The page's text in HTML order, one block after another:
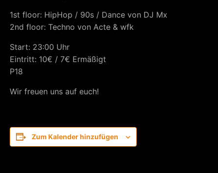
1st floor: HipHop / 90s / Dance von DJ Mx
2nd floor: Techno von Acte & wfk
Start: 23:00 Uhr
Eintritt: 10€ / 7€ Ermäßigt
P18
Wir freuen uns auf euch!
Zum Kalender hinzufügen